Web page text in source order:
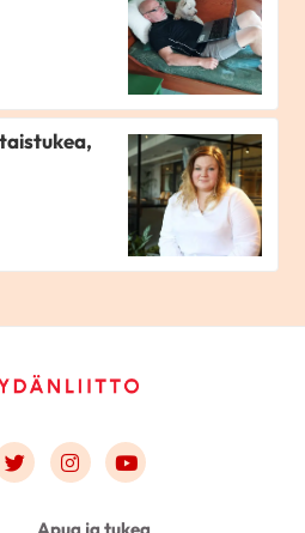
to facebook
Link to twitter
Link to instagram
Link to youtube